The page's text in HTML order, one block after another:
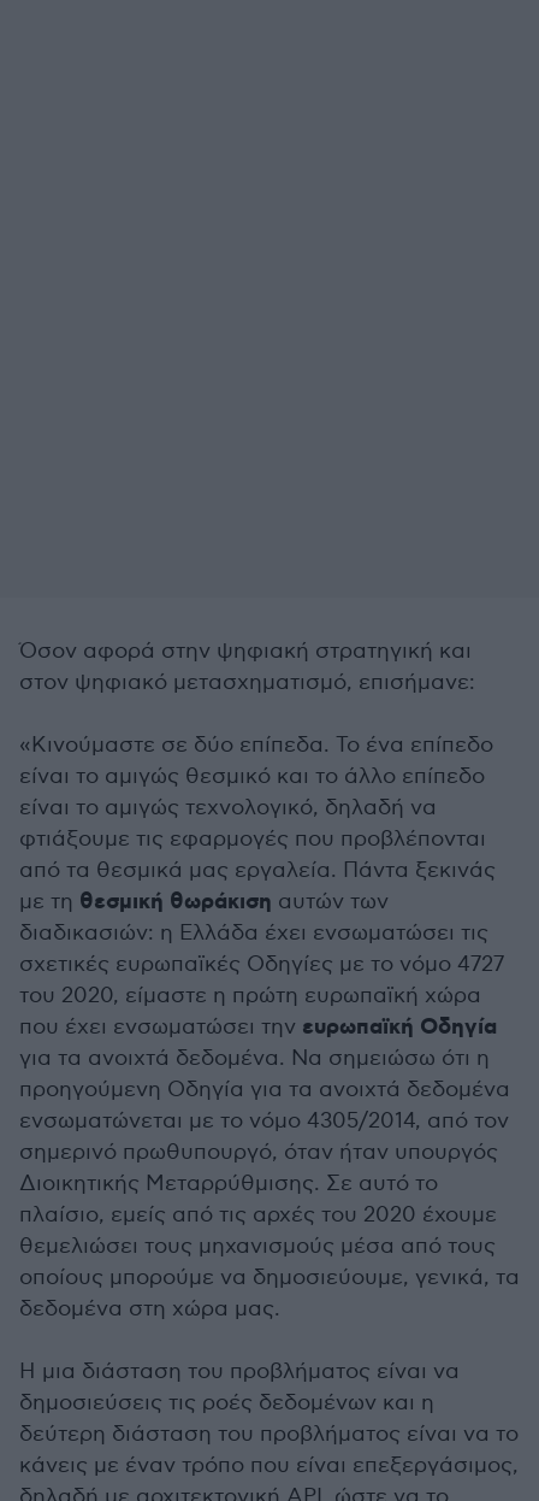
Όσον αφορά στην ψηφιακή στρατηγική και
στον ψηφιακό μετασχηματισμό, επισήμανε:
«Κινούμαστε σε δύο επίπεδα. Το ένα επίπεδο
είναι το αμιγώς θεσμικό και το άλλο επίπεδο
είναι το αμιγώς τεχνολογικό, δηλαδή να
φτιάξουμε τις εφαρμογές που προβλέπονται
από τα θεσμικά μας εργαλεία. Πάντα ξεκινάς
με τη θεσμική θωράκιση αυτών των
διαδικασιών: η Ελλάδα έχει ενσωματώσει τις
σχετικές ευρωπαϊκές Οδηγίες με το νόμο 4727
του 2020, είμαστε η πρώτη ευρωπαϊκή χώρα
που έχει ενσωματώσει την ευρωπαϊκή Οδηγία
για τα ανοιχτά δεδομένα. Να σημειώσω ότι η
προηγούμενη Οδηγία για τα ανοιχτά δεδομένα
ενσωματώνεται με το νόμο 4305/2014, από τον
σημερινό πρωθυπουργό, όταν ήταν υπουργός
Διοικητικής Μεταρρύθμισης. Σε αυτό το
πλαίσιο, εμείς από τις αρχές του 2020 έχουμε
θεμελιώσει τους μηχανισμούς μέσα από τους
οποίους μπορούμε να δημοσιεύουμε, γενικά, τα
δεδομένα στη χώρα μας.
Η μια διάσταση του προβλήματος είναι να
δημοσιεύσεις τις ροές δεδομένων και η
δεύτερη διάσταση του προβλήματος είναι να το
κάνεις με έναν τρόπο που είναι επεξεργάσιμος,